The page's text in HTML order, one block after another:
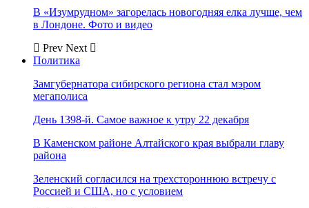
В «Изумрудном» загорелась новогодняя елка лучше, чем
в Лондоне. Фото и видео
Prev Next
Политика
Замгубернатора сибирского региона стал мэром
мегаполиса
День 1398-й. Самое важное к утру 22 декабря
В Каменском районе Алтайского края выбрали главу
района
Зеленский согласился на трехстороннюю встречу с
Россией и США, но с условием